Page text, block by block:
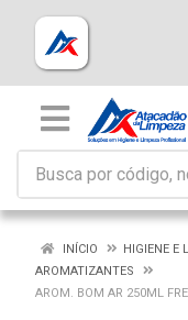
INÍCIO
HIGIENE E
AROMATIZANTES
AROM. BOM AR 250ML